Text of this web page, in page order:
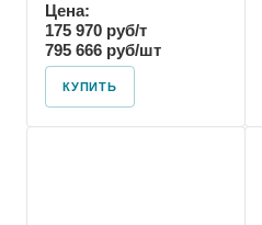
Цена:
175 970 руб/т
795 666 руб/шт
КУПИТЬ